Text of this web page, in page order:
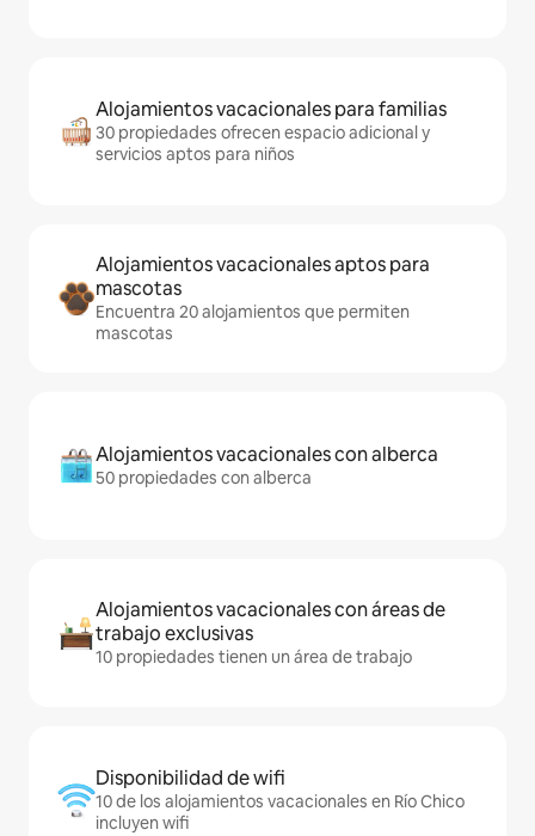
Alojamientos vacacionales para familias
30 propiedades ofrecen espacio adicional y
servicios aptos para niños
Alojamientos vacacionales aptos para
mascotas
Encuentra 20 alojamientos que permiten
mascotas
Alojamientos vacacionales con alberca
50 propiedades con alberca
Alojamientos vacacionales con áreas de
trabajo exclusivas
10 propiedades tienen un área de trabajo
Disponibilidad de wifi
10 de los alojamientos vacacionales en Río Chico
incluyen wifi